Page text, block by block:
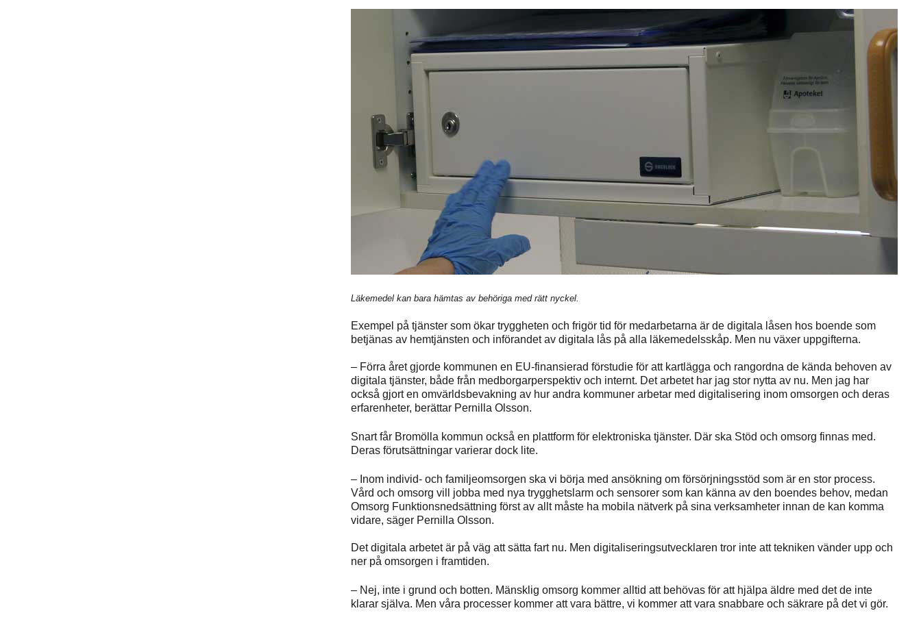
Läkemedel kan bara hämtas av behöriga med rätt nyckel.
Exempel på tjänster som ökar tryggheten och frigör tid för medarbetarna är de digitala låsen hos boende som
betjänas av hemtjänsten och införandet av digitala lås på alla läkemedelsskåp. Men nu växer uppgifterna.
– Förra året gjorde kommunen en EU-finansierad förstudie för att kartlägga och rangordna de kända behoven av
digitala tjänster, både från medborgarperspektiv och internt. Det arbetet har jag stor nytta av nu. Men jag har
också gjort en omvärldsbevakning av hur andra kommuner arbetar med digitalisering inom omsorgen och deras
erfarenheter, berättar Pernilla Olsson.
Snart får Bromölla kommun också en plattform för elektroniska tjänster. Där ska Stöd och omsorg finnas med.
Deras förutsättningar varierar dock lite.
– Inom individ- och familjeomsorgen ska vi börja med ansökning om försörjningsstöd som är en stor process.
Vård och omsorg vill jobba med nya trygghetslarm och sensorer som kan känna av den boendes behov, medan
Omsorg Funktionsnedsättning först av allt måste ha mobila nätverk på sina verksamheter innan de kan komma
vidare, säger Pernilla Olsson.
Det digitala arbetet är på väg att sätta fart nu. Men digitaliseringsutvecklaren tror inte att tekniken vänder upp och
ner på omsorgen i framtiden.
– Nej, inte i grund och botten. Mänsklig omsorg kommer alltid att behövas för att hjälpa äldre med det de inte
klarar själva. Men våra processer kommer att vara bättre, vi kommer att vara snabbare och säkrare på det vi gör.